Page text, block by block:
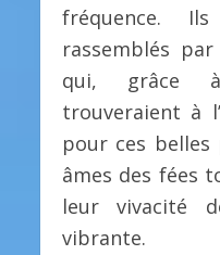
fréquence.
rassemblés
qui, grâce à
trouveraient à
pour ces belles
âmes des fées
leur vivacité
vibrante.